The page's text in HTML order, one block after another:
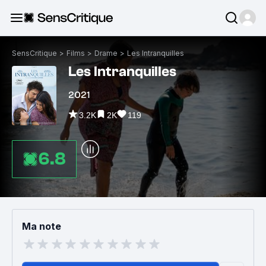
SensCritique > Films > Drame > Les Intranquilles
Les Intranquilles
2021
3.2K 2K 119
6.8
Ma note